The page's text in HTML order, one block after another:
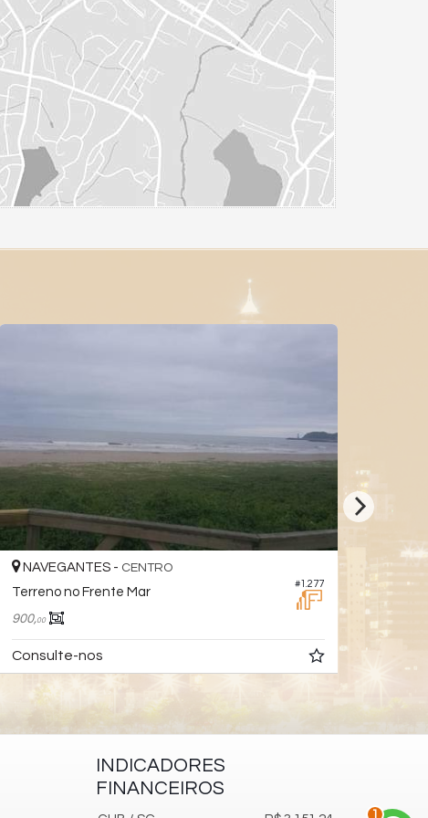
#1.277
NAVEGANTES - CENTRO
Terreno no Frente Mar
900,00
Consulte-nos
ITAJAÍ -
Terreno
952,66
INDICADORES
FINANCEIROS
2